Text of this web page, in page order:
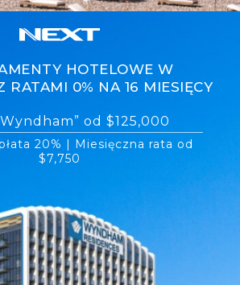
20% | Miesięczna rata od
$7,750
Wyndham” od $125,000
HOTELOWE W
RATAMI 0% NA 16 MIESIĘCY